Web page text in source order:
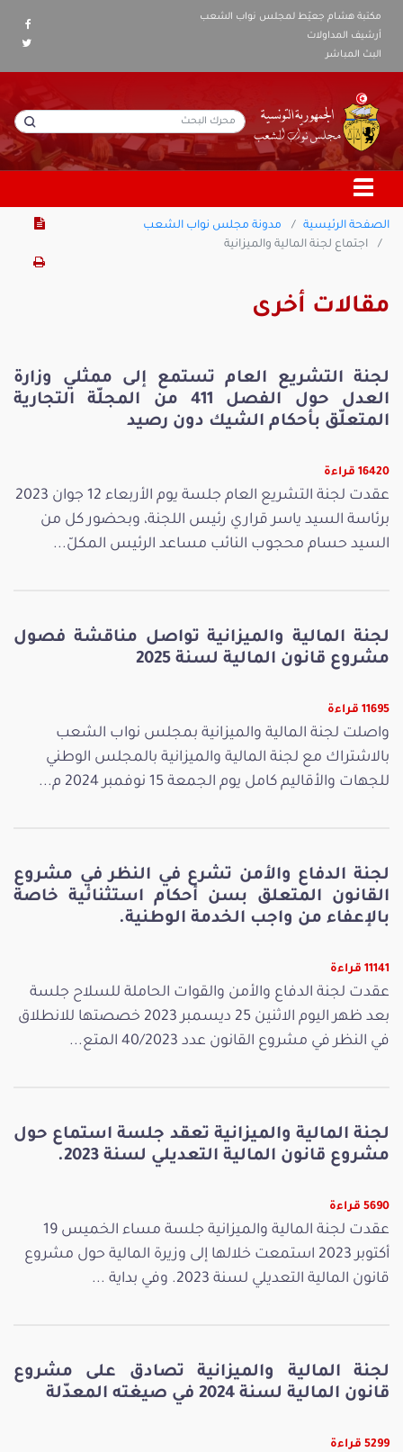
مكتبة هشام جعيّط لمجلس نواب الشعب
أرشيف المداولات
البث المباشر
الصفحة الرئيسية
مدونة مجلس نواب الشعب
اجتماع لجنة المالية والميزانية
مقالات أخرى
لجنة التشريع العام تستمع إلى ممثلي وزارة
العدل حول الفصل 411 من المجلّة التجارية
المتعلّق بأحكام الشيك دون رصيد
16420 قراءة
عقدت لجنة التشريع العام جلسة يوم الأربعاء 12 جوان 2023
برئاسة السيد ياسر قراري رئيس اللجنة، وبحضور كل من
السيد حسام محجوب النائب مساعد الرئيس المكلّ...
لجنة المالية والميزانية تواصل مناقشة فصول
مشروع قانون المالية لسنة 2025
11695 قراءة
واصلت لجنة المالية والميزانية بمجلس نواب الشعب
بالاشتراك مع لجنة المالية والميزانية بالمجلس الوطني
للجهات والأقاليم كامل يوم الجمعة 15 نوفمبر 2024 م...
لجنة الدفاع والأمن تشرع في النظر في مشروع
القانون المتعلق بسن أحكام استثنائية خاصة
بالإعفاء من واجب الخدمة الوطنية.
11141 قراءة
عقدت لجنة الدفاع والأمن والقوات الحاملة للسلاح جلسة
بعد ظهر اليوم الاثنين 25 ديسمبر 2023 خصصتها للانطلاق
في النظر في مشروع القانون عدد 40/2023 المتع...
لجنة المالية والميزانية تعقد جلسة استماع حول
مشروع قانون المالية التعديلي لسنة 2023.
5690 قراءة
عقدت لجنة المالية والميزانية جلسة مساء الخميس 19
أكتوبر 2023 استمعت خلالها إلى وزيرة المالية حول مشروع
قانون المالية التعديلي لسنة 2023. وفي بداية ...
لجنة المالية والميزانية تصادق على مشروع
قانون المالية لسنة 2024 في صيغته المعدّلة
5299 قراءة